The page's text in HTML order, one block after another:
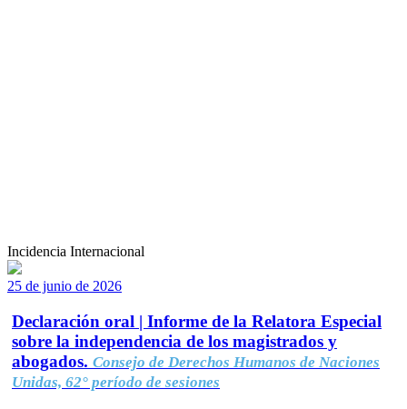
Incidencia Internacional
25 de junio de 2026
Declaración oral | Informe de la Relatora Especial
sobre la independencia de los magistrados y
abogados. Consejo de Derechos Humanos de Naciones
Unidas, 62° período de sesiones